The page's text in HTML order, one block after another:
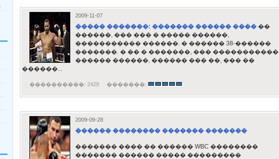
2009-11-07
����� �������: ������� ������ ���� ��
������, ��� ��� � ����� ������,
����������� ������. � ������ 38-������
�������. � �� � �������, ��� �����������
������ ������, ������ ��� ��, ��� ��
������...
����������: 2428 �������:
2009-09-28
������ �������� ������� �������
������� ���� �� ������ WBC ��������
������� ������ ����� ���������